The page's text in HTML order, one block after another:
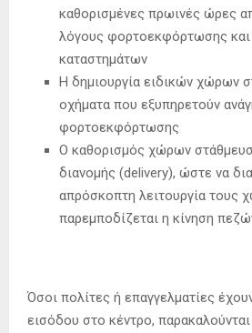
καθορισμένες πρωινές ώρες
λόγους φορτοεκφόρτωσης
καταστημάτων
Η δημιουργία ειδικών χώρων
οχήματα που εξυπηρετούν
φορτοεκφόρτωσης
Ο καθορισμός χώρων
διανομής (delivery), ώστε να
απρόσκοπτη λειτουργία τους
παρεμποδίζεται η κίνηση
Όσοι πολίτες ή επαγγελματίες
εισόδου στο κέντρο,